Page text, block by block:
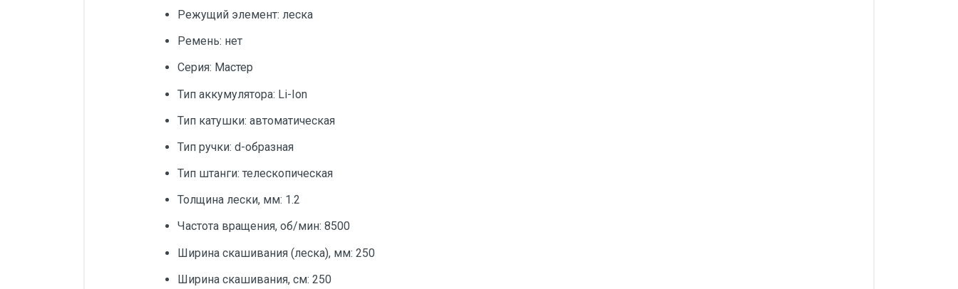
Режущий элемент: леска
Ремень: нет
Серия: Мастер
Тип аккумулятора: Li-Ion
Тип катушки: автоматическая
Тип ручки: d-образная
Тип штанги: телескопическая
Толщина лески, мм: 1.2
Частота вращения, об/мин: 8500
Ширина скашивания (леска), мм: 250
Ширина скашивания, см: 250